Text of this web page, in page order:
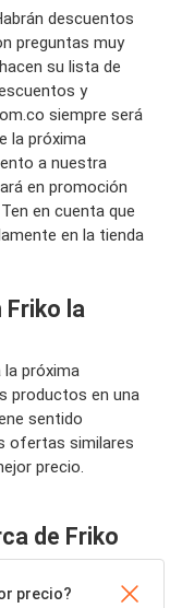
descuentos
preguntas muy
su lista de
y
siempre será
la próxima
a nuestra
en promoción
en cuenta que
en la tienda
Friko la
próxima
productos en una
sentido
ofertas similares
precio.
de Friko
precio?